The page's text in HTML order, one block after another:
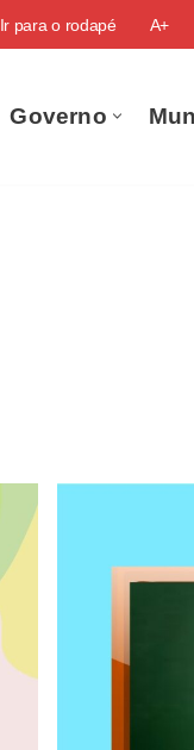
Ir para o rodapé A+
Governo